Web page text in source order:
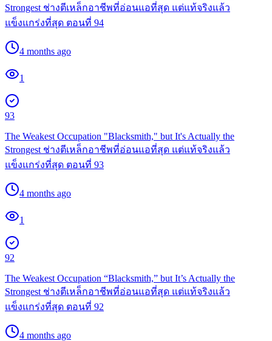
Strongest ช่างตีเหล็กอาชีพที่อ่อนแอที่สุด แต่แท้จริงแล้ว
แข็งแกร่งที่สุด ตอนที่ 94
4 months ago
1
93
The Weakest Occupation "Blacksmith," but It's Actually the
Strongest ช่างตีเหล็กอาชีพที่อ่อนแอที่สุด แต่แท้จริงแล้ว
แข็งแกร่งที่สุด ตอนที่ 93
4 months ago
1
92
The Weakest Occupation “Blacksmith,” but It’s Actually the
Strongest ช่างตีเหล็กอาชีพที่อ่อนแอที่สุด แต่แท้จริงแล้ว
แข็งแกร่งที่สุด ตอนที่ 92
4 months ago